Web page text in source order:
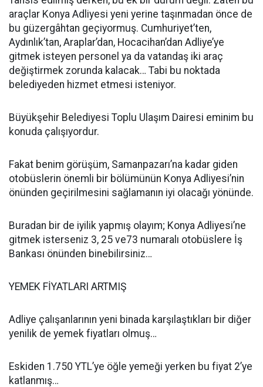
araçlar Konya Adliyesi yeni yerine taşınmadan önce de
bu güzergâhtan geçiyormuş. Cumhuriyet’ten,
Aydınlık’tan, Araplar’dan, Hocacihan’dan Adliye’ye
gitmek isteyen personel ya da vatandaş iki araç
değiştirmek zorunda kalacak… Tabi bu noktada
belediyeden hizmet etmesi isteniyor.
Büyükşehir Belediyesi Toplu Ulaşım Dairesi eminim bu
konuda çalışıyordur.
Fakat benim görüşüm, Samanpazarı’na kadar giden
otobüslerin önemli bir bölümünün Konya Adliyesi’nin
önünden geçirilmesini sağlamanın iyi olacağı yönünde.
Buradan bir de iyilik yapmış olayım; Konya Adliyesi’ne
gitmek isterseniz 3, 25 ve73 numaralı otobüslere İş
Bankası önünden binebilirsiniz…
YEMEK FİYATLARI ARTMIŞ
Adliye çalışanlarının yeni binada karşılaştıkları bir diğer
yenilik de yemek fiyatları olmuş…
Eskiden 1.750 YTL’ye öğle yemeği yerken bu fiyat 2’ye
katlanmış…